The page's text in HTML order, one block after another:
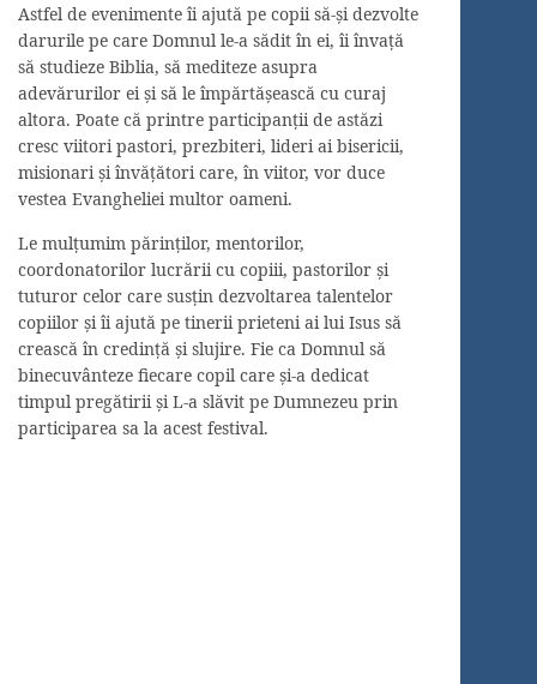
Astfel de evenimente îi ajută pe copii să-și dezvolte
darurile pe care Domnul le-a sădit în ei, îi învață
să studieze Biblia, să mediteze asupra
adevărurilor ei și să le împărtășească cu curaj
altora. Poate că printre participanții de astăzi
cresc viitori pastori, prezbiteri, lideri ai bisericii,
misionari și învățători care, în viitor, vor duce
vestea Evangheliei multor oameni.
Le mulțumim părinților, mentorilor,
coordonatorilor lucrării cu copiii, pastorilor și
tuturor celor care susțin dezvoltarea talentelor
copiilor și îi ajută pe tinerii prieteni ai lui Isus să
crească în credință și slujire. Fie ca Domnul să
binecuvânteze fiecare copil care și-a dedicat
timpul pregătirii și L-a slăvit pe Dumnezeu prin
participarea sa la acest festival.